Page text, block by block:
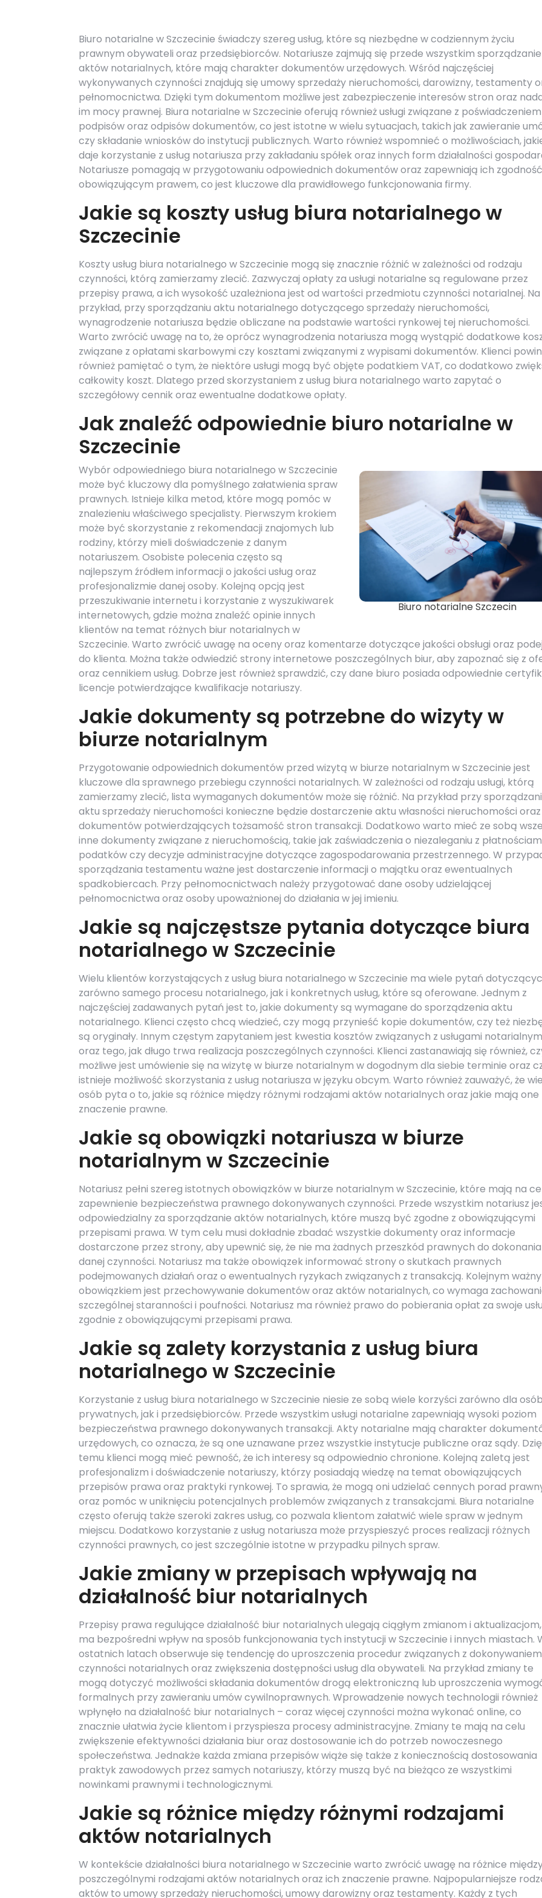
Biuro notarialne w Szczecinie świadczy szereg usług, które są niezbędne w codziennym życiu
prawnym obywateli oraz przedsiębiorców. Notariusze zajmują się przede wszystkim
aktów notarialnych, które mają charakter dokumentów urzędowych. Wśród najczęściej
wykonywanych czynności znajdują się umowy sprzedaży nieruchomości, darowizny, testamenty
pełnomocnictwa. Dzięki tym dokumentom możliwe jest zabezpieczenie interesów stron oraz
im mocy prawnej. Biura notarialne w Szczecinie oferują również usługi związane z poświadczeniem
podpisów oraz odpisów dokumentów, co jest istotne w wielu sytuacjach, takich jak zawieranie
czy składanie wniosków do instytucji publicznych. Warto również wspomnieć o możliwościach,
daje korzystanie z usług notariusza przy zakładaniu spółek oraz innych form działalności
Notariusze pomagają w przygotowaniu odpowiednich dokumentów oraz zapewniają ich
obowiązującym prawem, co jest kluczowe dla prawidłowego funkcjonowania firmy.
Jakie są koszty usług biura notarialnego w
Szczecinie
Koszty usług biura notarialnego w Szczecinie mogą się znacznie różnić w zależności od rodzaju
czynności, którą zamierzamy zlecić. Zazwyczaj opłaty za usługi notarialne są regulowane przez
przepisy prawa, a ich wysokość uzależniona jest od wartości przedmiotu czynności notarialnej. Na
przykład, przy sporządzaniu aktu notarialnego dotyczącego sprzedaży nieruchomości,
wynagrodzenie notariusza będzie obliczane na podstawie wartości rynkowej tej nieruchomości.
Warto zwrócić uwagę na to, że oprócz wynagrodzenia notariusza mogą wystąpić dodatkowe
związane z opłatami skarbowymi czy kosztami związanymi z wypisami dokumentów. Klienci
również pamiętać o tym, że niektóre usługi mogą być objęte podatkiem VAT, co dodatkowo
całkowity koszt. Dlatego przed skorzystaniem z usług biura notarialnego warto zapytać o
szczegółowy cennik oraz ewentualne dodatkowe opłaty.
Jak znaleźć odpowiednie biuro notarialne w
Szczecinie
Biuro notarialne Szczecin
Wybór odpowiedniego biura notarialnego w Szczecinie
może być kluczowy dla pomyślnego załatwienia spraw
prawnych. Istnieje kilka metod, które mogą pomóc w
znalezieniu właściwego specjalisty. Pierwszym krokiem
może być skorzystanie z rekomendacji znajomych lub
rodziny, którzy mieli doświadczenie z danym
notariuszem. Osobiste polecenia często są
najlepszym źródłem informacji o jakości usług oraz
profesjonalizmie danej osoby. Kolejną opcją jest
przeszukiwanie internetu i korzystanie z wyszukiwarek
internetowych, gdzie można znaleźć opinie innych
klientów na temat różnych biur notarialnych w
Szczecinie. Warto zwrócić uwagę na oceny oraz komentarze dotyczące jakości obsługi oraz
do klienta. Można także odwiedzić strony internetowe poszczególnych biur, aby zapoznać się z
oraz cennikiem usług. Dobrze jest również sprawdzić, czy dane biuro posiada odpowiednie
licencje potwierdzające kwalifikacje notariuszy.
Jakie dokumenty są potrzebne do wizyty w
biurze notarialnym
Przygotowanie odpowiednich dokumentów przed wizytą w biurze notarialnym w Szczecinie jest
kluczowe dla sprawnego przebiegu czynności notarialnych. W zależności od rodzaju usługi, którą
zamierzamy zlecić, lista wymaganych dokumentów może się różnić. Na przykład przy
aktu sprzedaży nieruchomości konieczne będzie dostarczenie aktu własności nieruchomości oraz
dokumentów potwierdzających tożsamość stron transakcji. Dodatkowo warto mieć ze sobą
inne dokumenty związane z nieruchomością, takie jak zaświadczenia o niezaleganiu z
podatków czy decyzje administracyjne dotyczące zagospodarowania przestrzennego. W
sporządzania testamentu ważne jest dostarczenie informacji o majątku oraz ewentualnych
spadkobiercach. Przy pełnomocnictwach należy przygotować dane osoby udzielającej
pełnomocnictwa oraz osoby upoważnionej do działania w jej imieniu.
Jakie są najczęstsze pytania dotyczące biura
notarialnego w Szczecinie
Wielu klientów korzystających z usług biura notarialnego w Szczecinie ma wiele pytań
zarówno samego procesu notarialnego, jak i konkretnych usług, które są oferowane. Jednym z
najczęściej zadawanych pytań jest to, jakie dokumenty są wymagane do sporządzenia aktu
notarialnego. Klienci często chcą wiedzieć, czy mogą przynieść kopie dokumentów, czy też
są oryginały. Innym częstym zapytaniem jest kwestia kosztów związanych z usługami
oraz tego, jak długo trwa realizacja poszczególnych czynności. Klienci zastanawiają się również,
możliwe jest umówienie się na wizytę w biurze notarialnym w dogodnym dla siebie terminie oraz
istnieje możliwość skorzystania z usług notariusza w języku obcym. Warto również zauważyć, że
osób pyta o to, jakie są różnice między różnymi rodzajami aktów notarialnych oraz jakie mają one
znaczenie prawne.
Jakie są obowiązki notariusza w biurze
notarialnym w Szczecinie
Notariusz pełni szereg istotnych obowiązków w biurze notarialnym w Szczecinie, które mają na
zapewnienie bezpieczeństwa prawnego dokonywanych czynności. Przede wszystkim notariusz
odpowiedzialny za sporządzanie aktów notarialnych, które muszą być zgodne z obowiązującymi
przepisami prawa. W tym celu musi dokładnie zbadać wszystkie dokumenty oraz informacje
dostarczone przez strony, aby upewnić się, że nie ma żadnych przeszkód prawnych do dokonania
danej czynności. Notariusz ma także obowiązek informować strony o skutkach prawnych
podejmowanych działań oraz o ewentualnych ryzykach związanych z transakcją. Kolejnym
obowiązkiem jest przechowywanie dokumentów oraz aktów notarialnych, co wymaga
szczególnej staranności i poufności. Notariusz ma również prawo do pobierania opłat za swoje
zgodnie z obowiązującymi przepisami prawa.
Jakie są zalety korzystania z usług biura
notarialnego w Szczecinie
Korzystanie z usług biura notarialnego w Szczecinie niesie ze sobą wiele korzyści zarówno dla osób
prywatnych, jak i przedsiębiorców. Przede wszystkim usługi notarialne zapewniają wysoki poziom
bezpieczeństwa prawnego dokonywanych transakcji. Akty notarialne mają charakter
urzędowych, co oznacza, że są one uznawane przez wszystkie instytucje publiczne oraz sądy.
temu klienci mogą mieć pewność, że ich interesy są odpowiednio chronione. Kolejną zaletą jest
profesjonalizm i doświadczenie notariuszy, którzy posiadają wiedzę na temat obowiązujących
przepisów prawa oraz praktyki rynkowej. To sprawia, że mogą oni udzielać cennych porad
oraz pomóc w uniknięciu potencjalnych problemów związanych z transakcjami. Biura notarialne
często oferują także szeroki zakres usług, co pozwala klientom załatwić wiele spraw w jednym
miejscu. Dodatkowo korzystanie z usług notariusza może przyspieszyć proces realizacji różnych
czynności prawnych, co jest szczególnie istotne w przypadku pilnych spraw.
Jakie zmiany w przepisach wpływają na
działalność biur notarialnych
Przepisy prawa regulujące działalność biur notarialnych ulegają ciągłym zmianom i
ma bezpośredni wpływ na sposób funkcjonowania tych instytucji w Szczecinie i innych miastach.
ostatnich latach obserwuje się tendencję do uproszczenia procedur związanych z dokonywaniem
czynności notarialnych oraz zwiększenia dostępności usług dla obywateli. Na przykład zmiany te
mogą dotyczyć możliwości składania dokumentów drogą elektroniczną lub uproszczenia
formalnych przy zawieraniu umów cywilnoprawnych. Wprowadzenie nowych technologii również
wpłynęło na działalność biur notarialnych – coraz więcej czynności można wykonać online, co
znacznie ułatwia życie klientom i przyspiesza procesy administracyjne. Zmiany te mają na celu
zwiększenie efektywności działania biur oraz dostosowanie ich do potrzeb nowoczesnego
społeczeństwa. Jednakże każda zmiana przepisów wiąże się także z koniecznością dostosowania
praktyk zawodowych przez samych notariuszy, którzy muszą być na bieżąco ze wszystkimi
nowinkami prawnymi i technologicznymi.
Jakie są różnice między różnymi rodzajami
aktów notarialnych
W kontekście działalności biura notarialnego w Szczecinie warto zwrócić uwagę na różnice
poszczególnymi rodzajami aktów notarialnych oraz ich znaczenie prawne. Najpopularniejsze
aktów to umowy sprzedaży nieruchomości, umowy darowizny oraz testamenty. Każdy z tych